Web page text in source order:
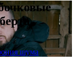
шума